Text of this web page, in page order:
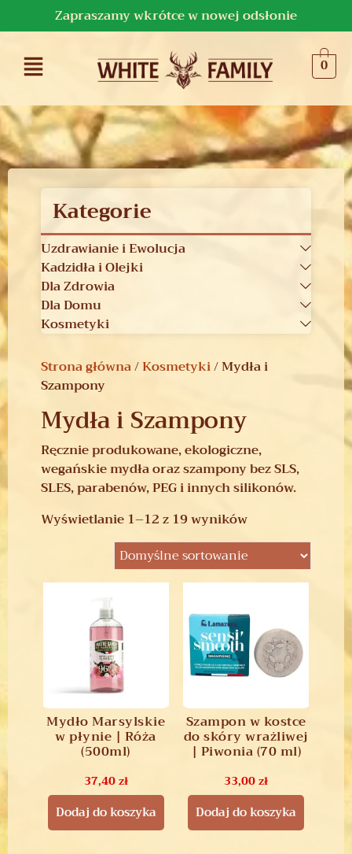
Zapraszamy wkrótce w nowej odsłonie
0
Kategorie
Uzdrawianie i Ewolucja
Kadzidła i Olejki
Dla Zdrowia
Dla Domu
Kosmetyki
Strona główna/Kosmetyki/ Mydła i
Szampony
Mydła i Szampony
Ręcznie produkowane, ekologiczne,
wegańskie mydła oraz szampony bez SLS,
SLES, parabenów, PEG i innych silikonów.
Wyświetlanie 1–12 z 19 wyników
Mydło Marsylskie
w płynie | Róża
(500ml)
37,40zł
Dodaj do koszyka
Szampon w kostce
do skóry wrażliwej
| Piwonia (70 ml)
33,00zł
Dodaj do koszyka